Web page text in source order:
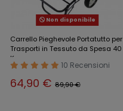
Non disponibile
Carrello Pieghevole Portatutto per
Trasporti in Tessuto da Spesa 40
Kg
10 Recensioni
64,90 € 89,90 €